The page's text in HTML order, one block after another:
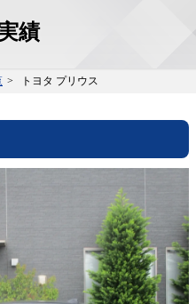
績
トヨタ プリウス